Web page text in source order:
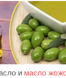
и масло